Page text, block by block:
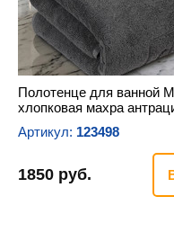
Полотенце для ванной
хлопковая махра
Артикул: 123498
1850 руб.